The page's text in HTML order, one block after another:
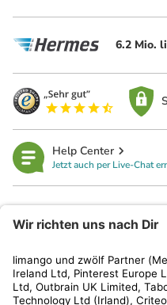
6.2 Mio.
Help Center
Jetzt auch per Live-Chat
Kundenservice